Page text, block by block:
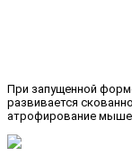
При запущенной
развивается
атрофирование